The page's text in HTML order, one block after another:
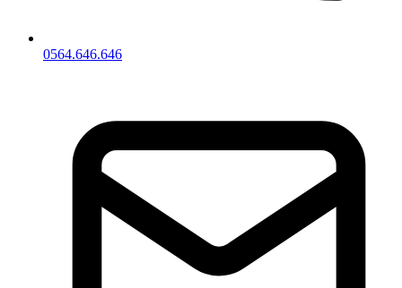
0564.646.646